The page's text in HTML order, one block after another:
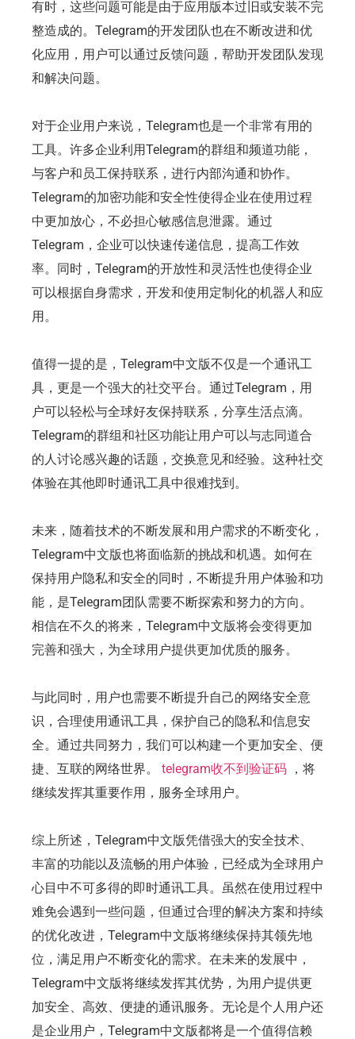
有时，这些问题可能是由于应用版本过旧或安装不完
整造成的。Telegram的开发团队也在不断改进和优
化应用，用户可以通过反馈问题，帮助开发团队发现
和解决问题。
对于企业用户来说，Telegram也是一个非常有用的
工具。许多企业利用Telegram的群组和频道功能，
与客户和员工保持联系，进行内部沟通和协作。
Telegram的加密功能和安全性使得企业在使用过程
中更加放心，不必担心敏感信息泄露。通过
Telegram，企业可以快速传递信息，提高工作效
率。同时，Telegram的开放性和灵活性也使得企业
可以根据自身需求，开发和使用定制化的机器人和应
用。
值得一提的是，Telegram中文版不仅是一个通讯工
具，更是一个强大的社交平台。通过Telegram，用
户可以轻松与全球好友保持联系，分享生活点滴。
Telegram的群组和社区功能让用户可以与志同道合
的人讨论感兴趣的话题，交换意见和经验。这种社交
体验在其他即时通讯工具中很难找到。
未来，随着技术的不断发展和用户需求的不断变化，
Telegram中文版也将面临新的挑战和机遇。如何在
保持用户隐私和安全的同时，不断提升用户体验和功
能，是Telegram团队需要不断探索和努力的方向。
相信在不久的将来，Telegram中文版将会变得更加
完善和强大，为全球用户提供更加优质的服务。
与此同时，用户也需要不断提升自己的网络安全意
识，合理使用通讯工具，保护自己的隐私和信息安
全。通过共同努力，我们可以构建一个更加安全、便
捷、互联的网络世界。 telegram收不到验证码 ，将
继续发挥其重要作用，服务全球用户。
综上所述，Telegram中文版凭借强大的安全技术、
丰富的功能以及流畅的用户体验，已经成为全球用户
心目中不可多得的即时通讯工具。虽然在使用过程中
难免会遇到一些问题，但通过合理的解决方案和持续
的优化改进，Telegram中文版将继续保持其领先地
位，满足用户不断变化的需求。在未来的发展中，
Telegram中文版将继续发挥其优势，为用户提供更
加安全、高效、便捷的通讯服务。无论是个人用户还
是企业用户，Telegram中文版都将是一个值得信赖